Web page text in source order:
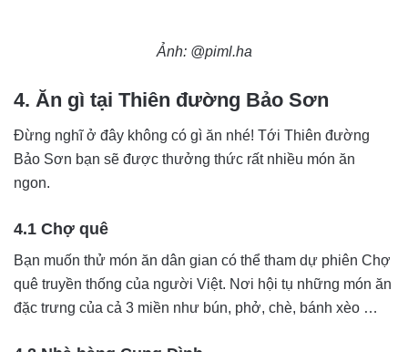
Ảnh: @piml.ha
4. Ăn gì tại Thiên đường Bảo Sơn
Đừng nghĩ ở đây không có gì ăn nhé! Tới Thiên đường
Bảo Sơn bạn sẽ được thưởng thức rất nhiều món ăn
ngon.
4.1 Chợ quê
Bạn muốn thử món ăn dân gian có thể tham dự phiên Chợ
quê truyền thống của người Việt. Nơi hội tụ những món ăn
đặc trưng của cả 3 miền như bún, phở, chè, bánh xèo …